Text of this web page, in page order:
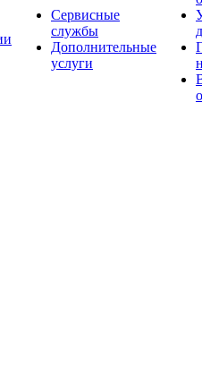
Сервисные
службы
Дополнительные
услуги